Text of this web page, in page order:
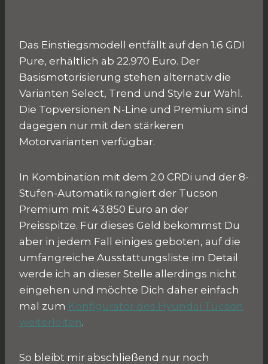
Das Einstiegsmodell entfällt auf den 1.6 GDI
Pure, erhältlich ab 22.970 Euro. Der
Basismotorisierung stehen alternativ die
Varianten Select, Trend und Style zur Wahl.
Die Topversionen N-Line und Premium sind
dagegen nur mit den stärkeren
Motorvarianten verfügbar.
In Kombination mit dem 2.0 CRDi und der 8-
Stufen-Automatik rangiert der Tucson
Premium mit 43.850 Euro an der
Preisspitze. Für dieses Geld bekommst Du
aber in jedem Fall einiges geboten, auf die
umfangreiche Ausstattungsliste im Detail
werde ich an dieser Stelle allerdings nicht
eingehen und möchte Dich daher einfach
mal zum Konfigurator des Hyundai Tucson
weiterleiten.
So bleibt mir abschließend nur noch